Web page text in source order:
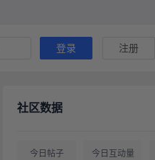
登录 注册
社区数据
今日帖子 今日互动量